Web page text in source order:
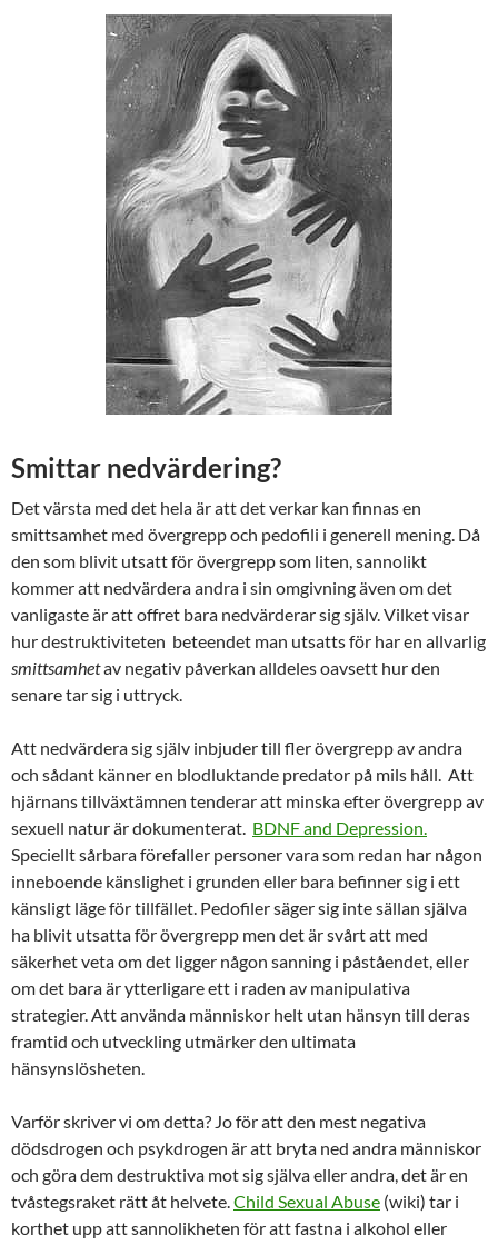
Smittar nedvärdering?
Det värsta med det hela är att det verkar kan finnas en
smittsamhet med övergrepp och pedofili i generell mening. Då
den som blivit utsatt för övergrepp som liten, sannolikt
kommer att nedvärdera andra i sin omgivning även om det
vanligaste är att offret bara nedvärderar sig själv. Vilket visar
hur destruktiviteten beteendet man utsatts för har en allvarlig
smittsamhetav negativ påverkan alldeles oavsett hur den
senare tar sig i uttryck.
Att nedvärdera sig själv inbjuder till fler övergrepp av andra
och sådant känner en blodluktande predator på mils håll. Att
hjärnans tillväxtämnen tenderar att minska efter övergrepp av
sexuell natur är dokumenterat. BDNF and Depression.
Speciellt sårbara förefaller personer vara som redan har någon
inneboende känslighet i grunden eller bara befinner sig i ett
känsligt läge för tillfället. Pedofiler säger sig inte sällan själva
ha blivit utsatta för övergrepp men det är svårt att med
säkerhet veta om det ligger någon sanning i påståendet, eller
om det bara är ytterligare ett i raden av manipulativa
strategier. Att använda människor helt utan hänsyn till deras
framtid och utveckling utmärker den ultimata
hänsynslösheten.
Varför skriver vi om detta? Jo för att den mest negativa
dödsdrogen och psykdrogen är att bryta ned andra människor
och göra dem destruktiva mot sig själva eller andra, det är en
tvåstegsraket rätt åt helvete.Child Sexual Abuse (wiki) tar i
korthet upp att sannolikheten för att fastna i alkohol eller